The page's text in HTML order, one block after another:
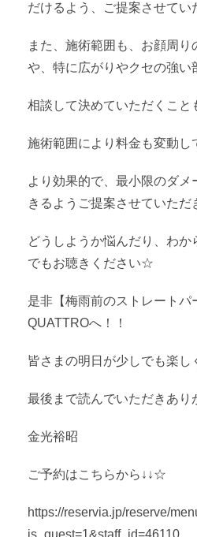
だけるよう、ご提案させてい
また、施術範囲も、お顔周り
や、特に広がりやクセの強い
相談して決めていただくこと
施術範囲により料金も変動し
より効果的で、最小限のダ
きるようご提案させていただ
どうしようか悩んだり、わ
でもお聴きください☆
是非【梅雨前のストレートパ
QUATTROへ！！
皆さまの明日が少しでも楽
最後まで読んでいただきあり
金光裕昭
ご予約はこちらから↓↓☆
https://reservia.jp/reserve/
is_guest=1&staff_id=46110